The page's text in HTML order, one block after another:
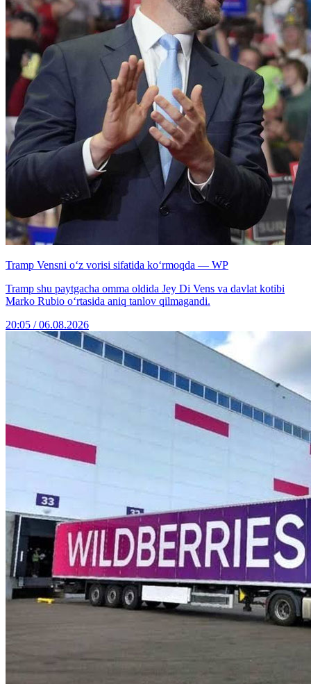
Tramp Vensni o‘z vorisi sifatida ko‘rmoqda — WP
Tramp shu paytgacha omma oldida Jey Di Vens va davlat kotibi
Marko Rubio o‘rtasida aniq tanlov qilmagandi.
20:05 / 06.08.2026